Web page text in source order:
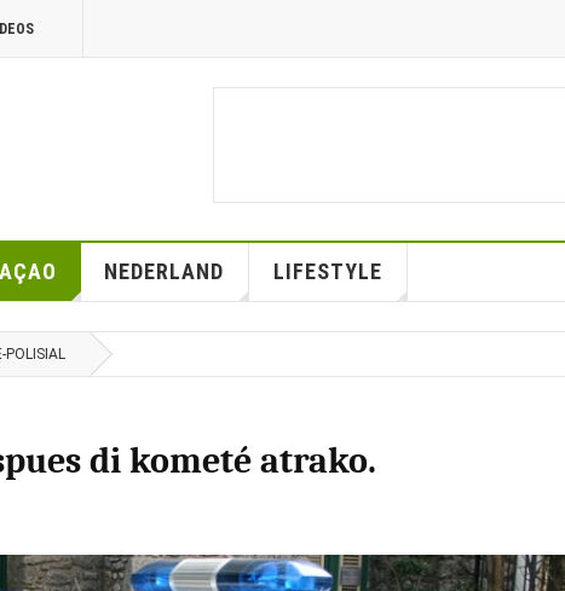
NEDERLAND LIFESTYLE
POLISIAL
di kometé atrako.